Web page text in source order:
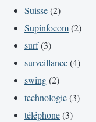
Suisse(2)
Supinfocom(2)
surf(3)
surveillance(4)
swing(2)
technologie(3)
téléphone(3)